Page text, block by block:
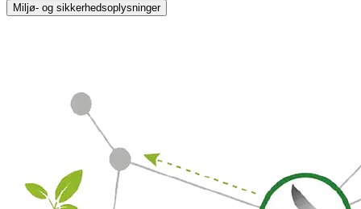
Miljø- og sikkerhedsoplysninger